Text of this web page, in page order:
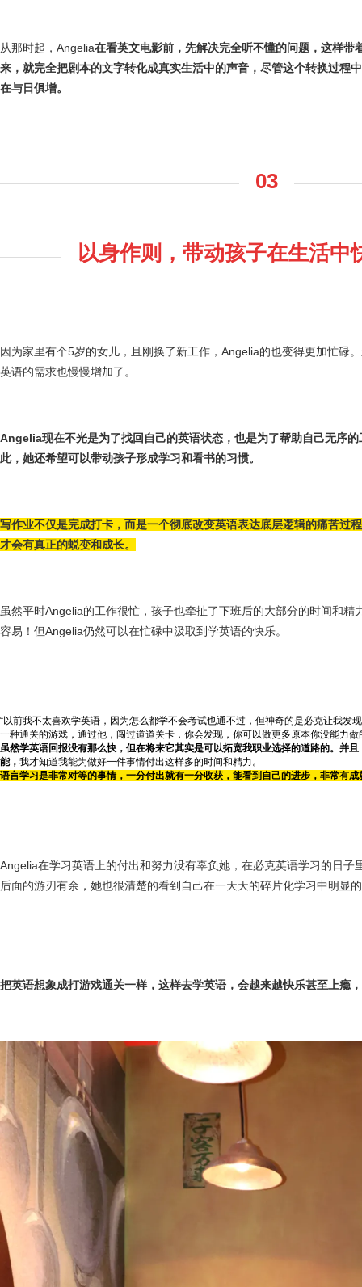
从那时起，Angelia在看英文电影前，先解决完全听不懂的问题，这样带
来，就完全把剧本的文字转化成真实生活中的声音，尽管这个转换过程
在与日俱增。
03
以身作则，带动孩子在生活中
因为家里有个5岁的女儿，且刚换了新工作，Angelia的也变得更加忙碌
英语的需求也慢慢增加了。
Angelia现在不光是为了找回自己的英语状态，也是为了帮助自己无序
此，她还希望可以带动孩子形成学习和看书的习惯。
写作业不仅是完成打卡，而是一个彻底改变英语表达底层逻辑的痛苦过
才会有真正的蜕变和成长。
虽然平时Angelia的工作很忙，孩子也牵扯了下班后的大部分的时间和精
容易！但Angelia仍然可以在忙碌中汲取到学英语的快乐。
“以前我不太喜欢学英语，因为怎么都学不会考试也通不过，但神奇的是必克让我发
一种通关的游戏，通过他，闯过道道关卡，你会发现，你可以做更多原本你没能力做
虽然学英语回报没有那么快，但在将来它其实是可以拓宽我职业选择的道路的。并
能， 我才知道我能为做好一件事情付出这样多的时间和精力。
语言学习是非常对等的事情，一分付出就有一分收获，能看到自己的进步，非常有成
Angelia在学习英语上的付出和努力没有辜负她，在必克英语学习的日子
后面的游刃有余，她也很清楚的看到自己在一天天的碎片化学习中明显
把英语想象成打游戏通关一样，这样去学英语，会越来越快乐甚至上瘾